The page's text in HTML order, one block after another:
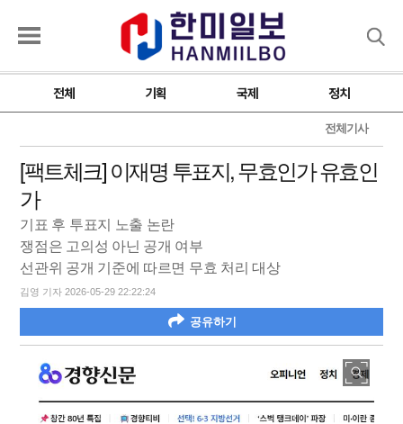
전체 기획 국제 정치
전체기사
[팩트체크] 이재명 투표지, 무효인가 유효인
가
기표 후 투표지 노출 논란
쟁점은 고의성 아닌 공개 여부
선관위 공개 기준에 따르면 무효 처리 대상
김영 기자 2026-05-29 22:22:24
공유하기